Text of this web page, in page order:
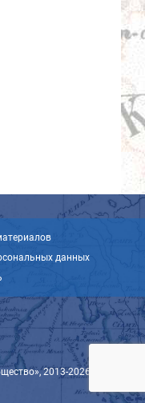
данных
2013-2026